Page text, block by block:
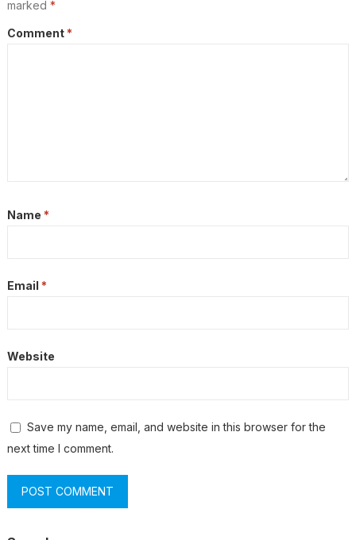
marked *
Comment *
Name *
Email *
Website
Save my name, email, and website in this browser for the
next time I comment.